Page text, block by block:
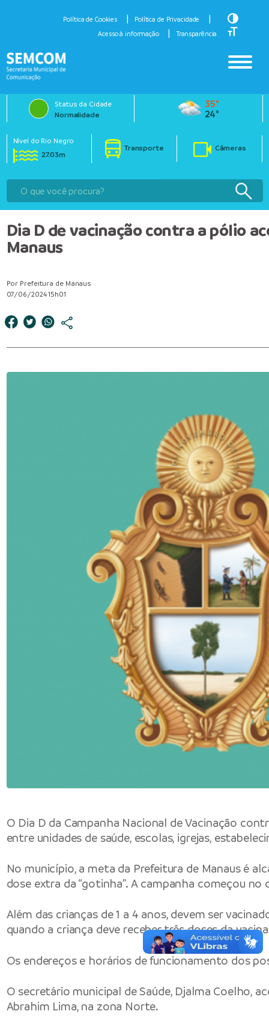
Política de Cookies
Política de Privacidade
Acesso à informação
Transparência
Toggle
Toggle
Status da Cidade
Normalidade
35°
24°
Nível do Rio Negro
27.03m
Transporte Câmeras
Dia D de vacinação contra a pólio
Manaus
Por Prefeitura de Manaus
07/06/2024 15h01
O Dia D da Campanha Nacional de Vacinação
entre unidades de saúde, escolas, igrejas,
No município, a meta da Prefeitura de Manaus é
dose extra da “gotinha”. A campanha começou
Além das crianças de 1 a 4 anos, devem ser
quando a criança deve receber três doses da
Os endereços e horários de funcionamento dos
O secretário municipal de Saúde, Djalma Coelho,
Abrahim Lima, na zona Norte.